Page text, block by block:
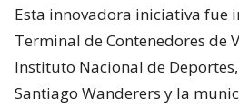
Esta innovadora iniciativa fue
Terminal de Contenedores de
Instituto Nacional de
Santiago Wanderers y la